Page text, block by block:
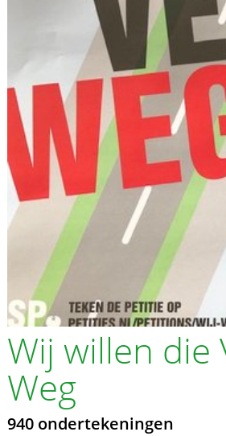
Wij willen die
Weg
940 ondertekeningen